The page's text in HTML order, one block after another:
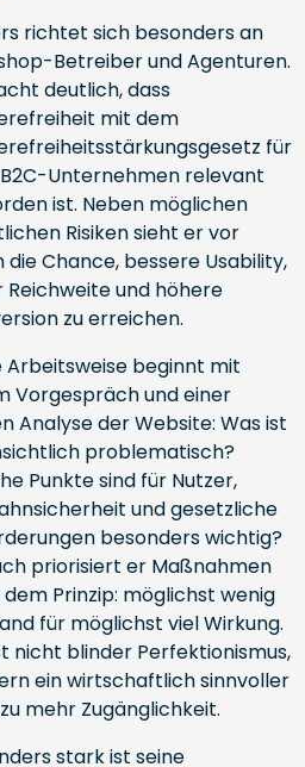
richtet sich besonders an
Betreiber und Agenturen.
deutlich, dass
mit dem
für
Unternehmen relevant
ist. Neben möglichen
Risiken sieht er vor
die Chance, bessere Usability,
Reichweite und höhere
zu erreichen.
Arbeitsweise beginnt mit
Vorgespräch und einer
Analyse der Website: Was ist
problematisch?
Punkte sind für Nutzer,
und gesetzliche
besonders wichtig?
priorisiert er Maßnahmen
Prinzip: möglichst wenig
für möglichst viel Wirkung.
nicht blinder Perfektionismus,
ein wirtschaftlich sinnvoller
mehr Zugänglichkeit.
stark ist seine